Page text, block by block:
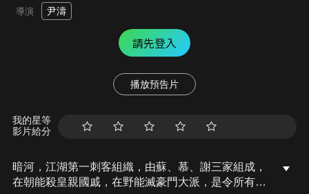
導演 尹濤
請先登入
播放預告片
我的星等
影片給分
暗河，江湖第一刺客組織，由蘇、慕、謝三家組成，
在朝能殺皇親國戚，在野能滅豪門大派，是令所有江